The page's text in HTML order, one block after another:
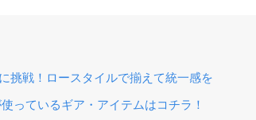
挑戦！ロースタイルで揃えて統一感を
っているギア・アイテムはコチラ！